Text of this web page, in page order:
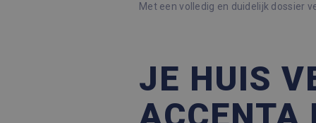
Met een volledig en duidelijk dossier
JE HUIS